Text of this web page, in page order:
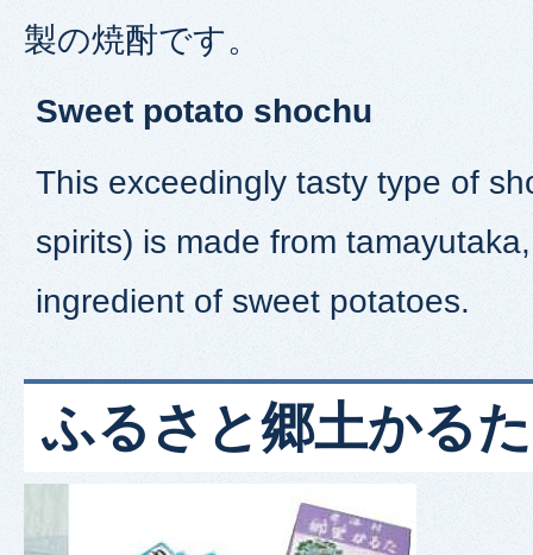
製の焼酎です。
Sweet potato shochu
This exceedingly tasty type of
spirits) is made from
ingredient of sweet potatoes.
ふるさと郷土かるた